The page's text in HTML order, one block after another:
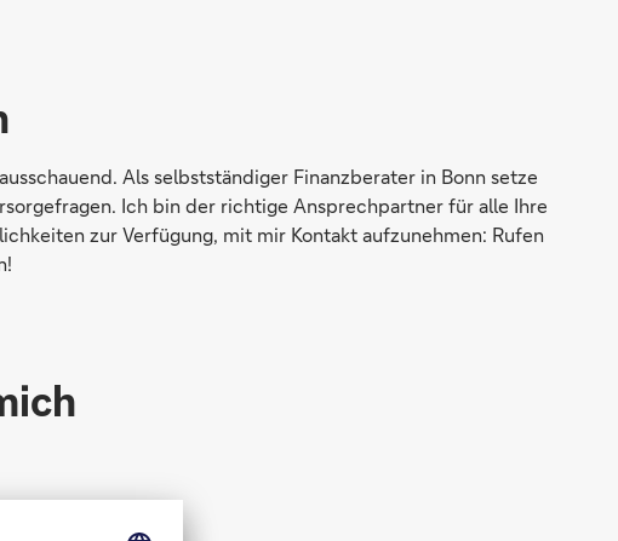
Als selbstständiger Finanzberater in Bonn setze
Ich bin der richtige Ansprechpartner für alle Ihre
zur Verfügung, mit mir Kontakt aufzunehmen: Rufen